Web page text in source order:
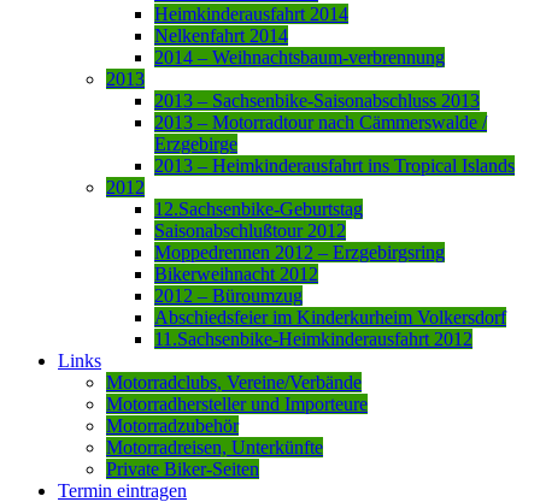
Heimkinderausfahrt 2014
Nelkenfahrt 2014
2014 – Weihnachtsbaum-verbrennung
2013
2013 – Sachsenbike-Saisonabschluss 2013
2013 – Motorradtour nach Cämmerswalde /
Erzgebirge
2013 – Heimkinderausfahrt ins Tropical Islands
2012
12.Sachsenbike-Geburtstag
Saisonabschlußtour 2012
Moppedrennen 2012 – Erzgebirgsring
Bikerweihnacht 2012
2012 – Büroumzug
Abschiedsfeier im Kinderkurheim Volkersdorf
11.Sachsenbike-Heimkinderausfahrt 2012
Links
Motorradclubs, Vereine/Verbände
Motorradhersteller und Importeure
Motorradzubehör
Motorradreisen, Unterkünfte
Private Biker-Seiten
Termin eintragen